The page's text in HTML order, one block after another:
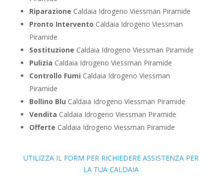
Riparazione Caldaia Idrogeno Viessman Piramide
Pronto Intervento Caldaia Idrogeno Viessman
Piramide
Sostituzione Caldaia Idrogeno Viessman Piramide
Pulizia Caldaia Idrogeno Viessman Piramide
Controllo Fumi Caldaia Idrogeno Viessman
Piramide
Bollino Blu Caldaia Idrogeno Viessman Piramide
Vendita Caldaia Idrogeno Viessman Piramide
Offerte Caldaia Idrogeno Viessman Piramide
UTILIZZA IL FORM PER RICHIEDERE ASSISTENZA PER
LA TUA CALDAIA